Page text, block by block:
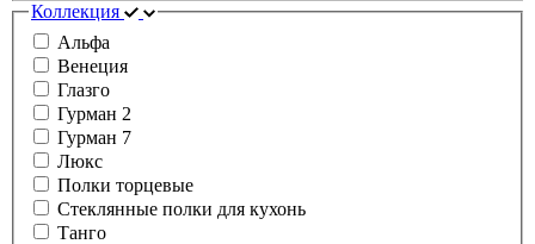
Коллекция
Альфа
Венеция
Глазго
Гурман 2
Гурман 7
Люкс
Полки торцевые
Стеклянные полки для кухонь
Танго